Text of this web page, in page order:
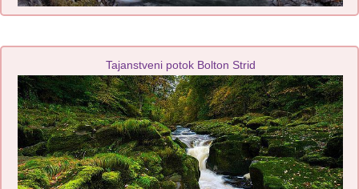
Tajanstveni potok Bolton Strid